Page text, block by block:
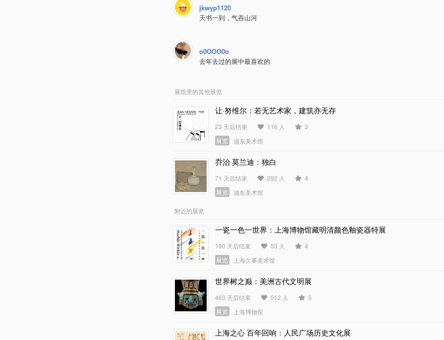
jkwyp1120
天书一到，气吞山河
o0OOO0o
去年去过的展中最喜欢的
展馆里的其他展览
让·努维尔：若无艺术家，建筑亦无存
23 天后结束 116 人
3
展览
浦东美术馆
乔治·莫兰迪：独白
71 天后结束 292 人
4
展览
浦东美术馆
附近的展览
一瓷一色一世界：上海博物馆藏明清颜色釉瓷器特展
190 天后结束 53 人
4
展览
上海久事美术馆
世界树之巅：美洲古代文明展
463 天后结束 512 人
5
展览
上海博物馆
上海之心 百年回响：人民广场历史文化展